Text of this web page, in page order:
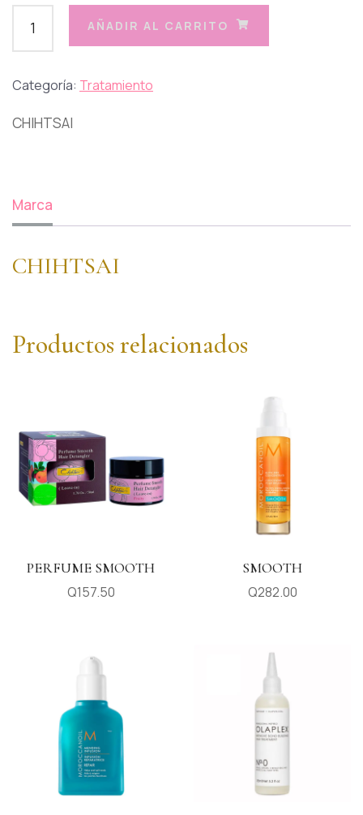
AÑADIR AL CARRITO
Categoría: Tratamiento
CHIHTSAI
Marca
CHIHTSAI
Productos relacionados
PERFUME SMOOTH
Q157.50
SMOOTH
Q282.00